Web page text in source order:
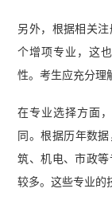
另外，根据相关
个增项专业，这
性。考生应充分理
在专业选择方面
同。根据历年数
筑、机电、市政
较多。这些专业的